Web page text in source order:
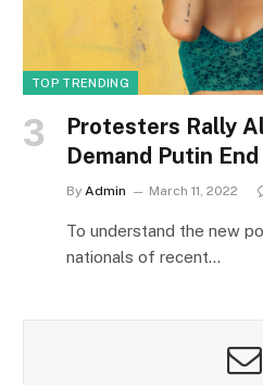
TOP TRENDING
Protesters Rally
Demand Putin
By Admin March 11, 2022
To understand the new
nationals of recent…